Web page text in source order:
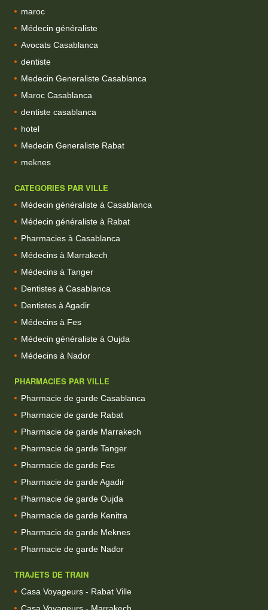
maroc
Médecin généraliste
Avocats Casablanca
dentiste
Medecin Generaliste Casablanca
Maroc Casablanca
dentiste casablanca
hotel
Medecin Generaliste Rabat
meknes
CATEGORIES PAR VILLE
Médecin généraliste à Casablanca
Médecin généraliste à Rabat
Pharmacies à Casablanca
Médecins à Marrakech
Médecins à Tanger
Dentistes à Casablanca
Dentistes à Agadir
Médecins à Fes
Médecin généraliste à Oujda
Médecins à Nador
PHARMACIES PAR VILLE
Pharmacie de garde Casablanca
Pharmacie de garde Rabat
Pharmacie de garde Marrakech
Pharmacie de garde Tanger
Pharmacie de garde Fes
Pharmacie de garde Agadir
Pharmacie de garde Oujda
Pharmacie de garde Kenitra
Pharmacie de garde Meknes
Pharmacie de garde Nador
TRAJETS DE TRAIN
Casa Voyageurs - Rabat Ville